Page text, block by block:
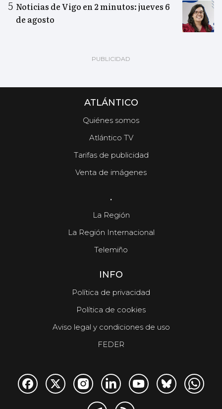
Noticias de Vigo en 2 minutos: jueves 6
de agosto
ATLÁNTICO
Quiénes somos
Atlántico TV
Tarifas de publicidad
Venta de imágenes
.
La Región
La Región Internacional
Telemiño
INFO
Política de privacidad
Política de cookies
Aviso legal y condiciones de uso
FEDER